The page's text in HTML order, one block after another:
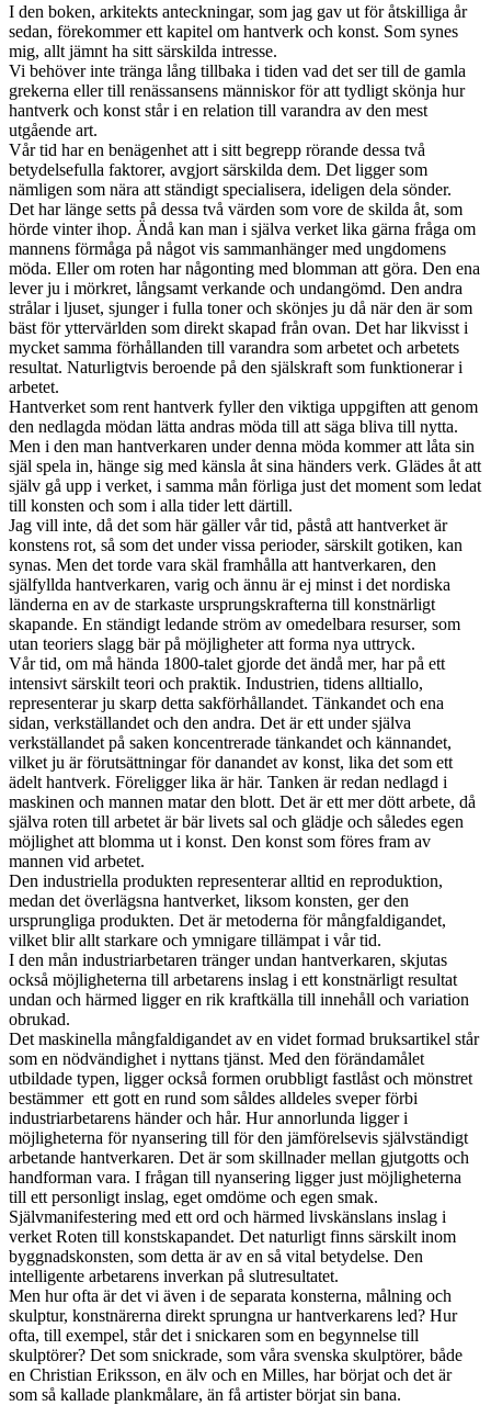
I den boken, arkitekts anteckningar, som jag gav ut för åtskilliga år
sedan, förekommer ett kapitel om hantverk och konst. Som synes
mig, allt jämnt ha sitt särskilda intresse.
Vi behöver inte tränga lång tillbaka i tiden vad det ser till de gamla
grekerna eller till renässansens människor för att tydligt skönja hur
hantverk och konst står i en relation till varandra av den mest
utgående art.
Vår tid har en benägenhet att i sitt begrepp rörande dessa två
betydelsefulla faktorer, avgjort särskilda dem. Det ligger som
nämligen som nära att ständigt specialisera, ideligen dela sönder.
Det har länge setts på dessa två värden som vore de skilda åt, som
hörde vinter ihop. Ändå kan man i själva verket lika gärna fråga om
mannens förmåga på något vis sammanhänger med ungdomens
möda. Eller om roten har någonting med blomman att göra. Den ena
lever ju i mörkret, långsamt verkande och undangömd. Den andra
strålar i ljuset, sjunger i fulla toner och skönjes ju då när den är som
bäst för yttervärlden som direkt skapad från ovan. Det har likvisst i
mycket samma förhållanden till varandra som arbetet och arbetets
resultat. Naturligtvis beroende på den själskraft som funktionerar i
arbetet.
Hantverket som rent hantverk fyller den viktiga uppgiften att genom
den nedlagda mödan lätta andras möda till att säga bliva till nytta.
Men i den man hantverkaren under denna möda kommer att låta sin
själ spela in, hänge sig med känsla åt sina händers verk. Glädes åt att
själv gå upp i verket, i samma mån förliga just det moment som ledat
till konsten och som i alla tider lett därtill.
Jag vill inte, då det som här gäller vår tid, påstå att hantverket är
konstens rot, så som det under vissa perioder, särskilt gotiken, kan
synas. Men det torde vara skäl framhålla att hantverkaren, den
själfyllda hantverkaren, varig och ännu är ej minst i det nordiska
länderna en av de starkaste ursprungskrafterna till konstnärligt
skapande. En ständigt ledande ström av omedelbara resurser, som
utan teoriers slagg bär på möjligheter att forma nya uttryck.
Vår tid, om må hända 1800-talet gjorde det ändå mer, har på ett
intensivt särskilt teori och praktik. Industrien, tidens alltiallo,
representerar ju skarp detta sakförhållandet. Tänkandet och ena
sidan, verkställandet och den andra. Det är ett under själva
verkställandet på saken koncentrerade tänkandet och kännandet,
vilket ju är förutsättningar för danandet av konst, lika det som ett
ädelt hantverk. Föreligger lika är här. Tanken är redan nedlagd i
maskinen och mannen matar den blott. Det är ett mer dött arbete, då
själva roten till arbetet är bär livets sal och glädje och således egen
möjlighet att blomma ut i konst. Den konst som föres fram av
mannen vid arbetet.
Den industriella produkten representerar alltid en reproduktion,
medan det överlägsna hantverket, liksom konsten, ger den
ursprungliga produkten. Det är metoderna för mångfaldigandet,
vilket blir allt starkare och ymnigare tillämpat i vår tid.
I den mån industriarbetaren tränger undan hantverkaren, skjutas
också möjligheterna till arbetarens inslag i ett konstnärligt resultat
undan och härmed ligger en rik kraftkälla till innehåll och variation
obrukad.
Det maskinella mångfaldigandet av en videt formad bruksartikel står
som en nödvändighet i nyttans tjänst. Med den förändamålet
utbildade typen, ligger också formen orubbligt fastlåst och mönstret
bestämmer ett gott en rund som såldes alldeles sveper förbi
industriarbetarens händer och hår. Hur annorlunda ligger i
möjligheterna för nyansering till för den jämförelsevis självständigt
arbetande hantverkaren. Det är som skillnader mellan gjutgotts och
handforman vara. I frågan till nyansering ligger just möjligheterna
till ett personligt inslag, eget omdöme och egen smak.
Självmanifestering med ett ord och härmed livskänslans inslag i
verket Roten till konstskapandet. Det naturligt finns särskilt inom
byggnadskonsten, som detta är av en så vital betydelse. Den
intelligente arbetarens inverkan på slutresultatet.
Men hur ofta är det vi även i de separata konsterna, målning och
skulptur, konstnärerna direkt sprungna ur hantverkarens led? Hur
ofta, till exempel, står det i snickaren som en begynnelse till
skulptörer? Det som snickrade, som våra svenska skulptörer, både
en Christian Eriksson, en älv och en Milles, har börjat och det är
som så kallade plankmålare, än få artister börjat sin bana.